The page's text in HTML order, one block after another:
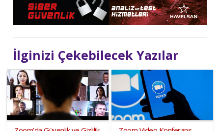
İlginizi Çekebilecek Yazılar